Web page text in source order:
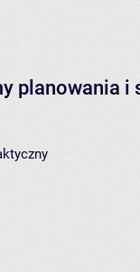
planowania